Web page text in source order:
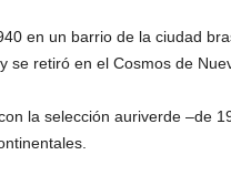
en un barrio de la ciudad
retiró en el Cosmos de
la selección auriverde –de